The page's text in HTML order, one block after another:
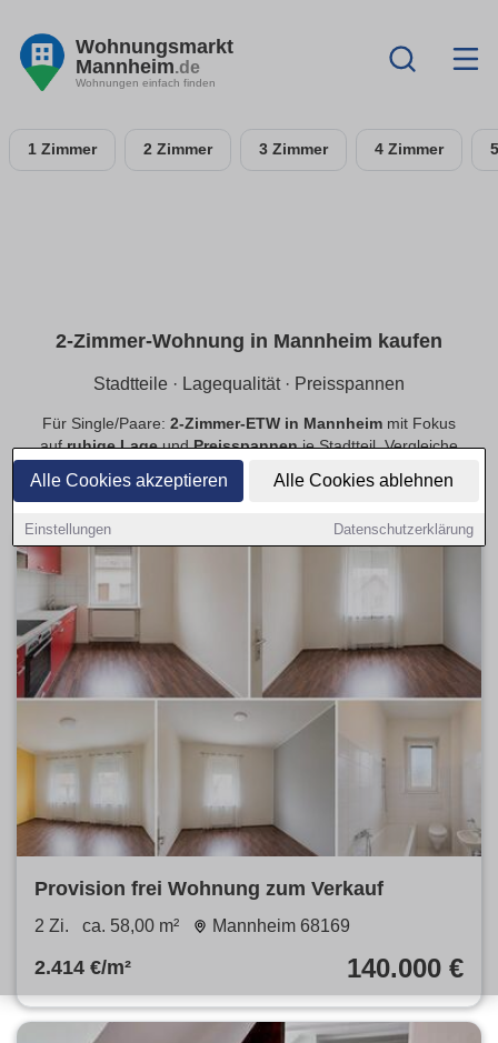
Alle Cookies akzeptieren Alle Cookies ablehnen
Einstellungen Datenschutzerklärung
Wohnungsmarkt
Mannheim.de
Wohnungen einfach finden
1 Zimmer 2 Zimmer 3 Zimmer 4 Zimmer
2-Zimmer-Wohnung in Mannheim kaufen
Stadtteile · Lagequalität · Preisspannen
Für Single/Paare: 2-Zimmer-ETW in Mannheim mit Fokus
aufruhige LageundPreisspannenje Stadtteil. Vergleiche
, priorisiere
Provision frei Wohnung zum Verkauf
2 Zi. ca. 58,00 m² Mannheim 68169
2.414 €/m² 140.000 €